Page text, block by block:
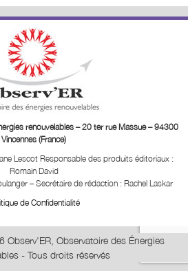
renouvelables – 20 ter rue Massue – 94300
Vincennes (France)
Lescot Responsable des produits éditoriaux :
Romain David
– Secrétaire de rédaction : Rachel Laskar
de Confidentialité
Observ'ER, Observatoire des Énergies
- Tous droits réservés